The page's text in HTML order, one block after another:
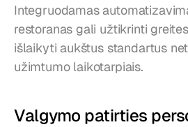
Integruodamas
restoranas gali užtikrinti
išlaikyti aukštus standartus
užimtumo laikotarpiais.
Valgymo patirties